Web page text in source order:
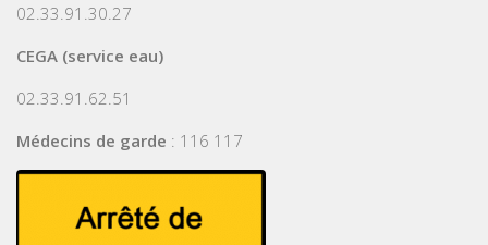
02.33.91.30.27
CEGA (service eau)
02.33.91.62.51
Médecins de garde : 116 117